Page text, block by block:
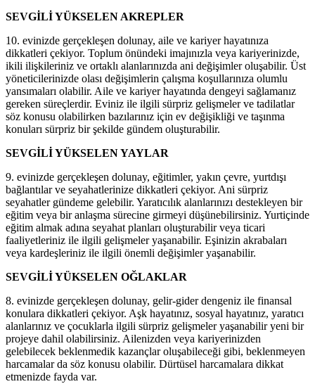
SEVGİLİ YÜKSELEN AKREPLER
10. evinizde gerçekleşen dolunay, aile ve kariyer hayatınıza
dikkatleri çekiyor. Toplum önündeki imajınızla veya kariyerinizde,
ikili ilişkileriniz ve ortaklı alanlarınızda ani değişimler oluşabilir. Üst
yöneticilerinizde olası değişimlerin çalışma koşullarınıza olumlu
yansımaları olabilir. Aile ve kariyer hayatında dengeyi sağlamanız
gereken süreçlerdir. Eviniz ile ilgili sürpriz gelişmeler ve tadilatlar
söz konusu olabilirken bazılarınız için ev değişikliği ve taşınma
konuları sürpriz bir şekilde gündem oluşturabilir.
SEVGİLİ YÜKSELEN YAYLAR
9. evinizde gerçekleşen dolunay, eğitimler, yakın çevre, yurtdışı
bağlantılar ve seyahatlerinize dikkatleri çekiyor. Ani sürpriz
seyahatler gündeme gelebilir. Yaratıcılık alanlarınızı destekleyen bir
eğitim veya bir anlaşma sürecine girmeyi düşünebilirsiniz. Yurtiçinde
eğitim almak adına seyahat planları oluşturabilir veya ticari
faaliyetleriniz ile ilgili gelişmeler yaşanabilir. Eşinizin akrabaları
veya kardeşleriniz ile ilgili önemli değişimler yaşanabilir.
SEVGİLİ YÜKSELEN OĞLAKLAR
8. evinizde gerçekleşen dolunay, gelir-gider dengeniz ile finansal
konulara dikkatleri çekiyor. Aşk hayatınız, sosyal hayatınız, yaratıcı
alanlarınız ve çocuklarla ilgili sürpriz gelişmeler yaşanabilir yeni bir
projeye dahil olabilirsiniz. Ailenizden veya kariyerinizden
gelebilecek beklenmedik kazançlar oluşabileceği gibi, beklenmeyen
harcamalar da söz konusu olabilir. Dürtüsel harcamalara dikkat
etmenizde fayda var.